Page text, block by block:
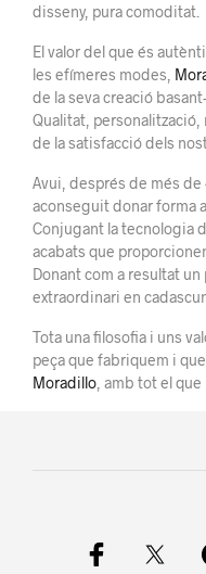
disseny, puracomoditat.
El valordel que és
les efímeres modes,
de la seva creació
Qualitat , personalització,
de lasatisfacció dels
Avui, després de més de
aconseguitdonar forma
Conjugant la tecnologia
acabats que
Donant com a resultat un
extraordinari en
Tota una filosofia i uns
peçaque fabriquem i
Moradillo , amb totel que